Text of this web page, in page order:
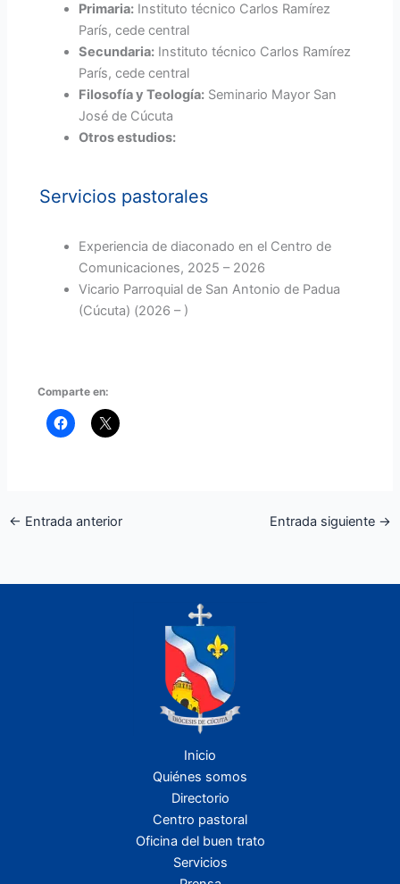
Primaria: Instituto técnico Carlos Ramírez
París, cede central
Secundaria: Instituto técnico Carlos Ramírez
París, cede central
Filosofía y Teología: Seminario Mayor San
José de Cúcuta
Otros estudios:
Servicios pastorales
Experiencia de diaconado en el Centro de
Comunicaciones, 2025 – 2026
Vicario Parroquial de San Antonio de Padua
(Cúcuta) (2026 – )
Comparte en:
← Entrada anterior Entrada siguiente →
Inicio
Quiénes somos
Directorio
Centro pastoral
Oficina del buen trato
Servicios